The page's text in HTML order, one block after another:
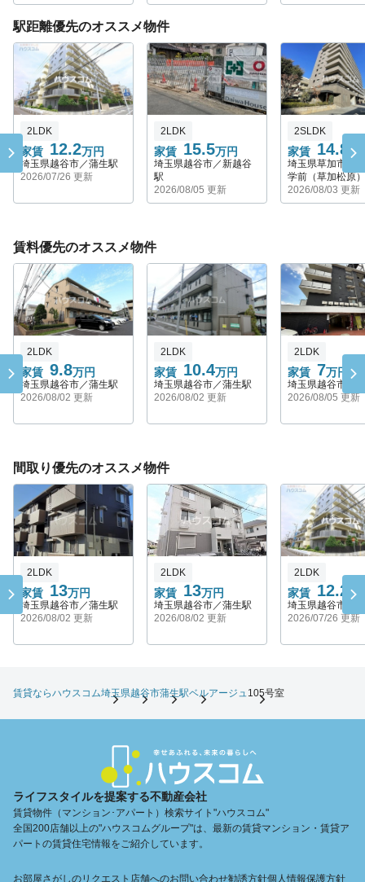
駅距離優先のオススメ物件
家賃 12.2万円
2LDK
埼玉県越谷市／蒲生駅
2026/07/26 更新
家賃 15.5万円
2LDK
埼玉県越谷市／新越谷
駅
2026/08/05 更新
家賃 14.8 万
2SLDK
埼玉県草加市／
学前（草加松原
2026/08/03 更新
賃料優先のオススメ物件
家賃 9.8万円
2LDK
埼玉県越谷市／蒲生駅
2026/08/02 更新
家賃 10.4万円
2LDK
埼玉県越谷市／蒲生駅
2026/08/02 更新
家賃 7万円
2LDK
埼玉県越谷市／
2026/08/05 更新
間取り優先のオススメ物件
家賃 13万円
2LDK
埼玉県越谷市／蒲生駅
2026/08/02 更新
家賃 13万円
2LDK
埼玉県越谷市／蒲生駅
2026/08/02 更新
家賃 12.2 万
2LDK
埼玉県越谷市／
2026/07/26 更新
賃貸ならハウスコム埼玉県越谷市蒲生駅ベルアージュ 105号室
ライフスタイルを提案する不動産会社
賃貸物件（マンション･アパート）検索サイト"ハウスコム"
全国200店舗以上の"ハウスコムグループ"は、最新の賃貸マンション・賃貸ア
パートの賃貸住宅情報をご紹介しています。
お部屋さがしのリクエスト 店舗へのお問い合わせ勧誘方針個人情報保護方針